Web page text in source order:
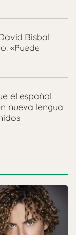
Bisbal
«Puede
el español
nueva lengua